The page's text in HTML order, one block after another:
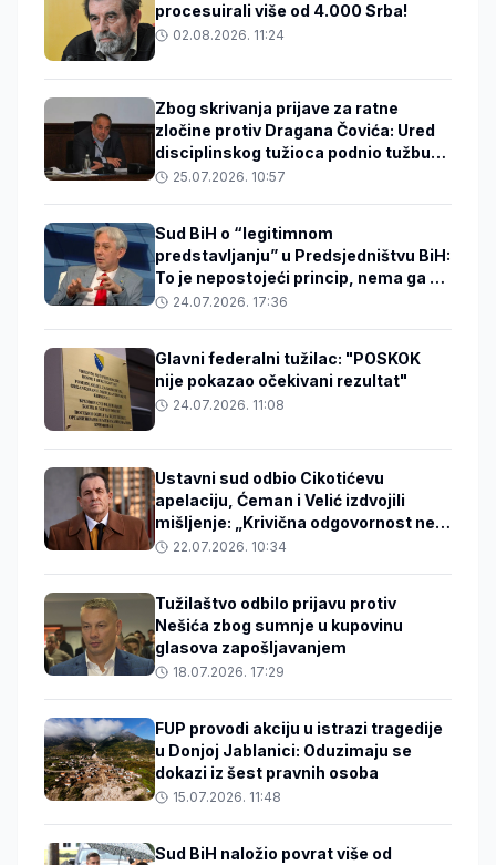
procesuirali više od 4.000 Srba!
02.08.2026. 11:24
Zbog skrivanja prijave za ratne
zločine protiv Dragana Čovića: Ured
disciplinskog tužioca podnio tužbu
protiv državnog tužioca Ćazima
25.07.2026. 10:57
Sud BiH o “legitimnom
predstavljanju” u Predsjedništvu BiH:
To je nepostojeći princip, nema ga ni
u Ustavu ni u Izbornom zakonu
24.07.2026. 17:36
Glavni federalni tužilac: "POSKOK
nije pokazao očekivani rezultat"
24.07.2026. 11:08
Ustavni sud odbio Cikotićevu
apelaciju, Ćeman i Velić izdvojili
mišljenje: „Krivična odgovornost ne
može proizlaziti iz funkcije koju neko
22.07.2026. 10:34
Tužilaštvo odbilo prijavu protiv
Nešića zbog sumnje u kupovinu
glasova zapošljavanjem
18.07.2026. 17:29
FUP provodi akciju u istrazi tragedije
u Donjoj Jablanici: Oduzimaju se
dokazi iz šest pravnih osoba
15.07.2026. 11:48
Sud BiH naložio povrat više od